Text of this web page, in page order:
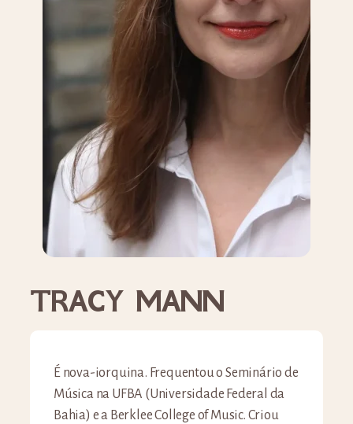
TRACY MANN
É nova-iorquina. Frequentou o Seminário de
Música na UFBA (Universidade Federal da
Bahia) e a Berklee College of Music. Criou